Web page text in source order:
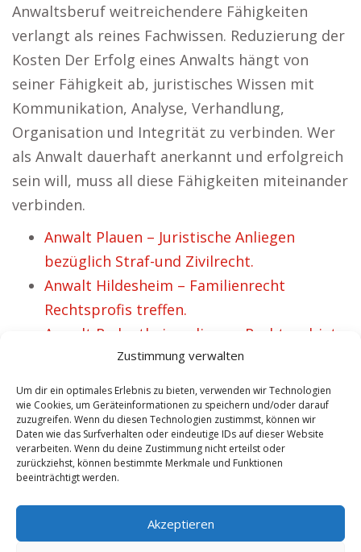
Zustimmung verwalten
Um dir ein optimales Erlebnis zu bieten, verwenden wir Technologien
wie Cookies, um Geräteinformationen zu speichern und/oder darauf
zuzugreifen. Wenn du diesen Technologien zustimmst, können wir
Daten wie das Surfverhalten oder eindeutige IDs auf dieser Website
verarbeiten. Wenn du deine Zustimmung nicht erteilst oder
zurückziehst, können bestimmte Merkmale und Funktionen
beeinträchtigt werden.
Akzeptieren
Anwaltsberuf weitreichendere Fähigkeiten
verlangt als reines Fachwissen. Reduzierung der
Kosten Der Erfolg eines Anwalts hängt von
seiner Fähigkeit ab, juristisches Wissen mit
Kommunikation, Analyse, Verhandlung,
Organisation und Integrität zu verbinden. Wer
als Anwalt dauerhaft anerkannt und erfolgreich
sein will, muss all diese Fähigkeiten miteinander
verbinden.
Anwalt Plauen – Juristische Anliegen
bezüglich Straf-und Zivilrecht.
Anwalt Hildesheim – Familienrecht
Rechtsprofis treffen.
Anwalt Radenthein – diverse Rechtsgebiete.
Anwalt Frankenberg – Jetzt passenden
Jurist recherchieren.
Anwalt Marktleuthen – unterschiedliche
Rechtsgebiete.
Anwalt Werne – Juristische Anliegen zum
Thema Zivilrecht.
Anwalt Themar – Spezialisten für